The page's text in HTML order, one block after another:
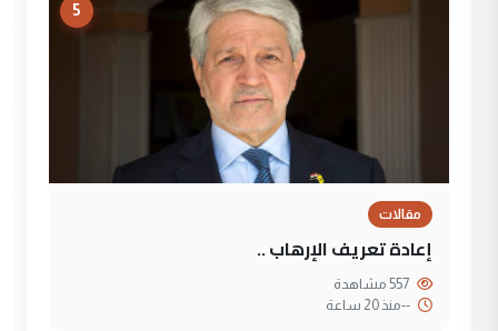
5
مقالات
إعادة تعريف الإرهاب ..
--منذ 20 ساعة